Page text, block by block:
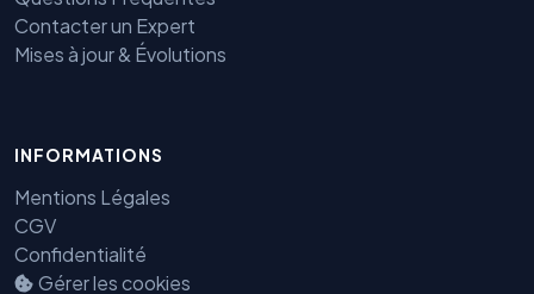
Contacter un Expert
Mises à jour & Évolutions
INFORMATIONS
Mentions Légales
CGV
Confidentialité
Gérer les cookies